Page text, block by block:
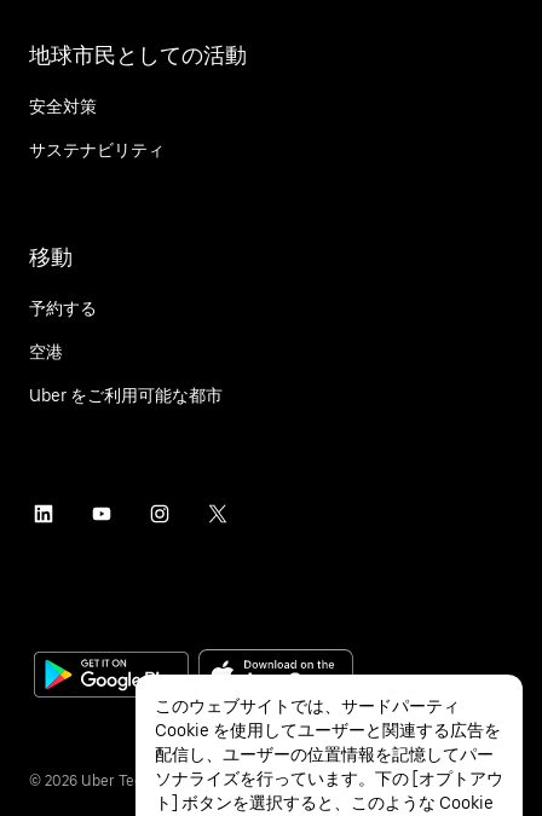
地球市民としての活動
安全対策
サステナビリティ
移動
予約する
空港
Uber をご利用可能な都市
© 2026 Uber Technologies Inc.
このウェブサイトでは、サードパーティ
Cookie を使用してユーザーと関連する広告を
配信し、ユーザーの位置情報を記憶してパー
ソナライズを行っています。下の [オプトアウ
ト] ボタンを選択すると、このような Cookie